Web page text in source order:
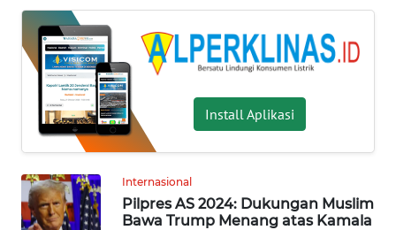
Install Aplikasi
Internasional
Pilpres AS 2024: Dukungan Muslim
Bawa Trump Menang atas Kamala
SERBA-
SERBI
PERISTIWA
TOKOH
Informasi